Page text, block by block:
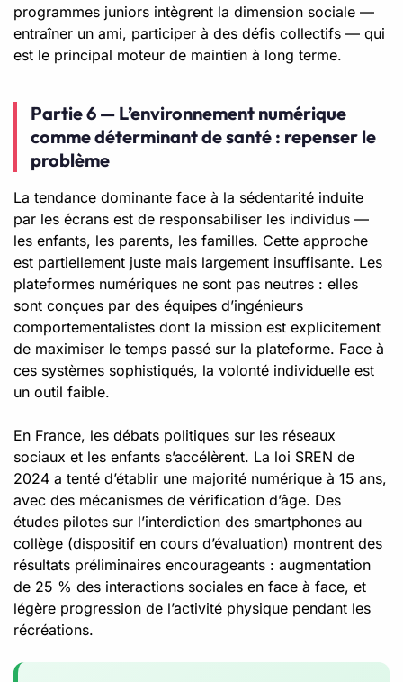
programmes juniors intègrent la dimension sociale —
entraîner un ami, participer à des défis collectifs — qui
est le principal moteur de maintien à long terme.
Partie 6 — L’environnement numérique
comme déterminant de santé : repenser le
problème
La tendance dominante face à la sédentarité induite
par les écrans est de responsabiliser les individus —
les enfants, les parents, les familles. Cette approche
est partiellement juste mais largement insuffisante. Les
plateformes numériques ne sont pas neutres : elles
sont conçues par des équipes d’ingénieurs
comportementalistes dont la mission est explicitement
de maximiser le temps passé sur la plateforme. Face à
ces systèmes sophistiqués, la volonté individuelle est
un outil faible.
En France, les débats politiques sur les réseaux
sociaux et les enfants s’accélèrent. La loi SREN de
2024 a tenté d’établir une majorité numérique à 15 ans,
avec des mécanismes de vérification d’âge. Des
études pilotes sur l’interdiction des smartphones au
collège (dispositif en cours d’évaluation) montrent des
résultats préliminaires encourageants : augmentation
de 25 % des interactions sociales en face à face, et
légère progression de l’activité physique pendant les
récréations.